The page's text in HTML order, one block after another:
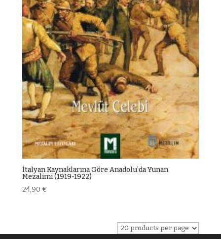
İtalyan Kaynaklarına Göre Anadoluʼda Yunan
Mezalimi (1919-1922)
24,90 €